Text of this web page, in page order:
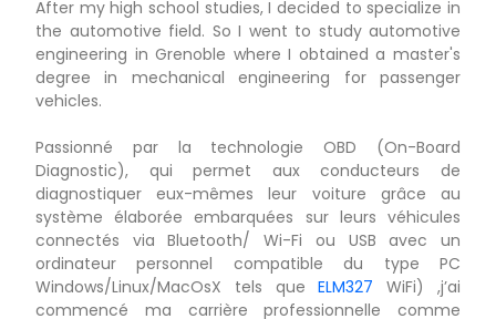
After my high school studies, I decided to specialize in
the automotive field. So I went to study automotive
engineering in Grenoble where I obtained a master's
degree in mechanical engineering for passenger
vehicles.
Passionné par la technologie OBD (On-Board
Diagnostic), qui permet aux conducteurs de
diagnostiquer eux-mêmes leur voiture grâce au
système élaborée embarquées sur leurs véhicules
connectés via Bluetooth/ Wi-Fi ou USB avec un
ordinateur personnel compatible du type PC
Windows/Linux/MacOsX tels queELM327 WiFi) ,j’ai
commencé ma carrière professionnelle comme